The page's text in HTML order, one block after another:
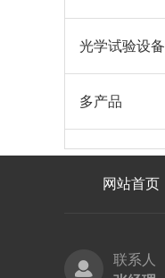
光学试验设备
多产品
网站首页
联系人